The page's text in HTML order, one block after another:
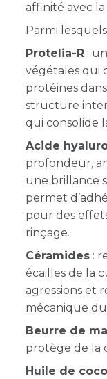
affinité avec
Parmi lesquels
Protelia-R :
végétales qui
protéines
structure
qui consolide
Acide
profondeur,
une brillance
permet
pour des
rinçage.
Céramides :
écailles de la
agressions et
mécanique
Beurre de
protège de la
Huile de coco